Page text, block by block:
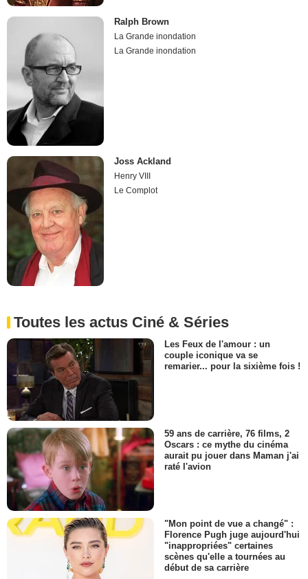
Ralph Brown
La Grande inondation
La Grande inondation
Joss Ackland
Henry VIII
Le Complot
Toutes les actus Ciné & Séries
Les Feux de l'amour : un
couple iconique va se
remarier... pour la sixième fois !
59 ans de carrière, 76 films, 2
Oscars : ce mythe du cinéma
aurait pu jouer dans Maman j'ai
raté l'avion
"Mon point de vue a changé" :
Florence Pugh juge aujourd'hui
"inappropriées" certaines
scènes qu'elle a tournées au
début de sa carrière